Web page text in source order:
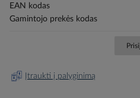
EAN kodas
Gamintojo prekės kodas
Įtraukti į palyginimą